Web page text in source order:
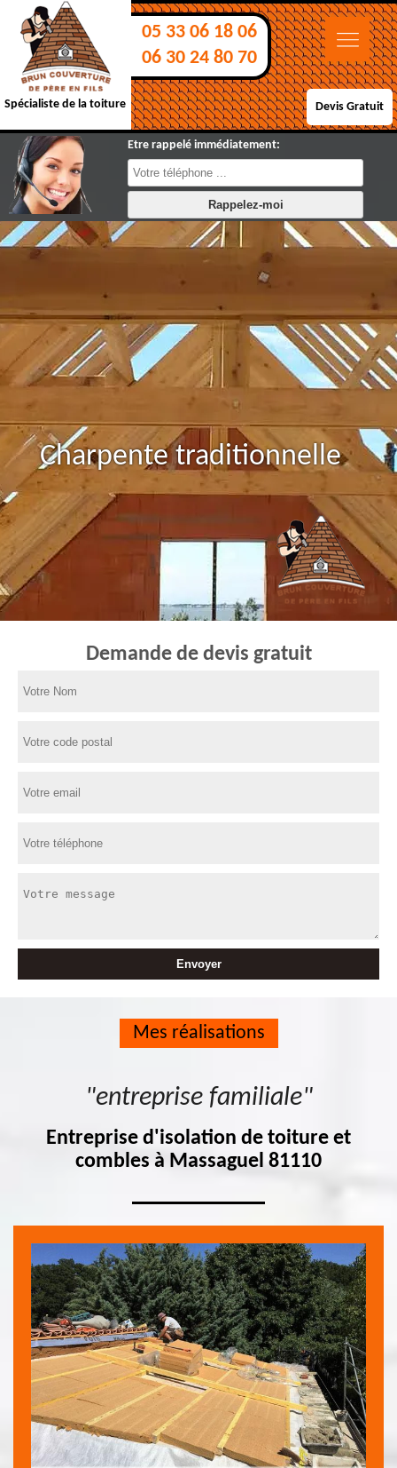
Spécialiste de la toiture
05 33 06 18 06
06 30 24 80 70
Devis Gratuit
Etre rappelé immédiatement:
Charpente traditionnelle
Demande de devis gratuit
Mes réalisations
"entreprise familiale"
Entreprise d'isolation de toiture et
combles à Massaguel 81110